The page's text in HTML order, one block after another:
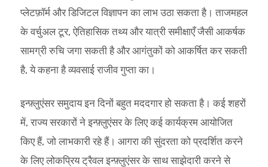
प्लेटफ़ॉर्म और डिजिटल विज्ञापन का लाभ उठा सकता है। ताजमहल
के वर्चुअल टूर, ऐतिहासिक तथ्य और यात्री समीक्षाएँ जैसी आकर्षक
सामग्री रुचि जगा सकती है और आगंतुकों को आकर्षित कर सकती
है, ये कहना है व्यवसाई राजीव गुप्ता का।
इन्फ़्लुएंसर समुदाय इन दिनों बहुत मददगार हो सकता है। कई शहरों
में, राज्य सरकारों ने इन्फ़्लुएंसर के लिए कई कार्यक्रम आयोजित
किए हैं, जो लाभकारी रहे हैं। आगरा की सुंदरता को प्रदर्शित करने
के लिए लोकप्रिय ट्रैवल इन्फ़्लुएंसर के साथ साझेदारी करने से